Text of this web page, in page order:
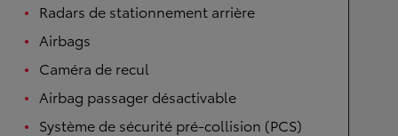
Radars de stationnement arrière
Airbags
Caméra de recul
Airbag passager désactivable
Système de sécurité pré-collision (PCS)